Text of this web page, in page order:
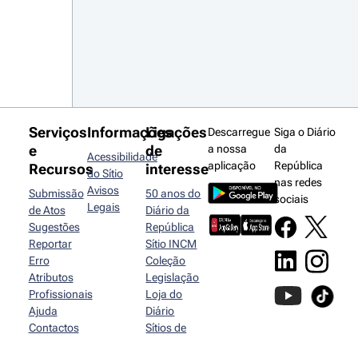
Serviços
e
Recursos
Submissão
de Atos
Sugestões
Reportar
Erro
Atributos
Profissionais
Ajuda
Contactos
Informações
Acessibilidade
do Sítio
Avisos
Legais
Ligações
de
interesse
50 anos do
Diário da
República
Sítio INCM
Coleção
Legislação
Loja do
Diário
Sítios de
Descarregue
a nossa
aplicação
Siga o Diário
da
República
nas redes
sociais